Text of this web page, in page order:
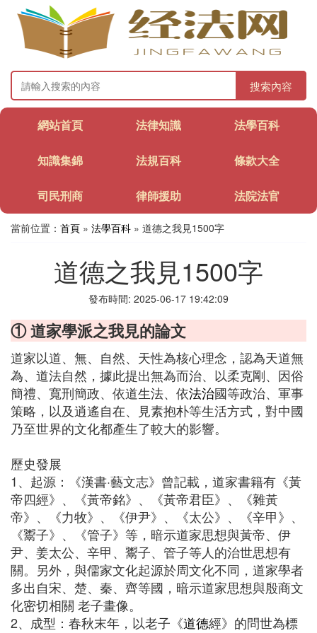
搜索內容
網站首頁 法律知識 法學百科
知識集錦 法規百科 條款大全
司民刑商 律師援助 法院法官
當前位置： 首頁 » 法學百科 » 道德之我見1500字
道德之我見1500字
發布時間: 2025-06-17 19:42:09
① 道家學派之我見的論文
道家以道、無、自然、天性為核心理念，認為天道無
為、道法自然，據此提出無為而治、以柔克剛、因俗
簡禮、寬刑簡政、依道生法、依法治國等政治、軍事
策略，以及逍遙自在、見素抱朴等生活方式，對中國
乃至世界的文化都產生了較大的影響。
歷史發展
1、起源：《漢書·藝文志》曾記載，道家書籍有《黃
帝四經》、《黃帝銘》、《黃帝君臣》、《雜黃
帝》、《力牧》、《伊尹》、《太公》、《辛甲》、
《鬻子》、《管子》等，暗示道家思想與黃帝、伊
尹、姜太公、辛甲、鬻子、管子等人的治世思想有
關。另外，與儒家文化起源於周文化不同，道家學者
多出自宋、楚、秦、齊等國，暗示道家思想與殷商文
化密切相關 老子畫像。
2、成型：春秋末年，以老子《道德經》的問世為標